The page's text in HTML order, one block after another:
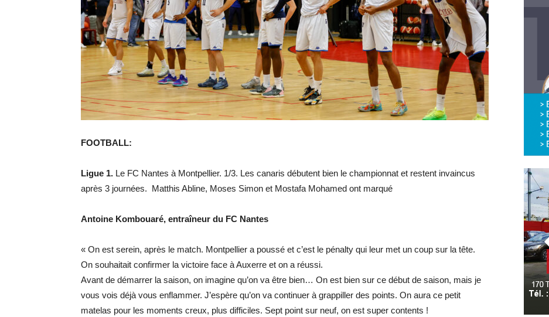
FOOTBALL:
Ligue 1. Le FC Nantes à Montpellier. 1/3. Les canaris débutent bien le championnat et restent invaincus
après 3 journées. Matthis Abline, Moses Simon et Mostafa Mohamed ont marqué
Antoine Kombouaré, entraîneur du FC Nantes
« On est serein, après le match. Montpellier a poussé et c’est le pénalty qui leur met un coup sur la tête.
On souhaitait confirmer la victoire face à Auxerre et on a réussi.
Avant de démarrer la saison, on imagine qu’on va être bien… On est bien sur ce début de saison, mais je
vous vois déjà vous enflammer. J’espère qu’on va continuer à grappiller des points. On aura ce petit
matelas pour les moments creux, plus difficiles. Sept point sur neuf, on est super contents !